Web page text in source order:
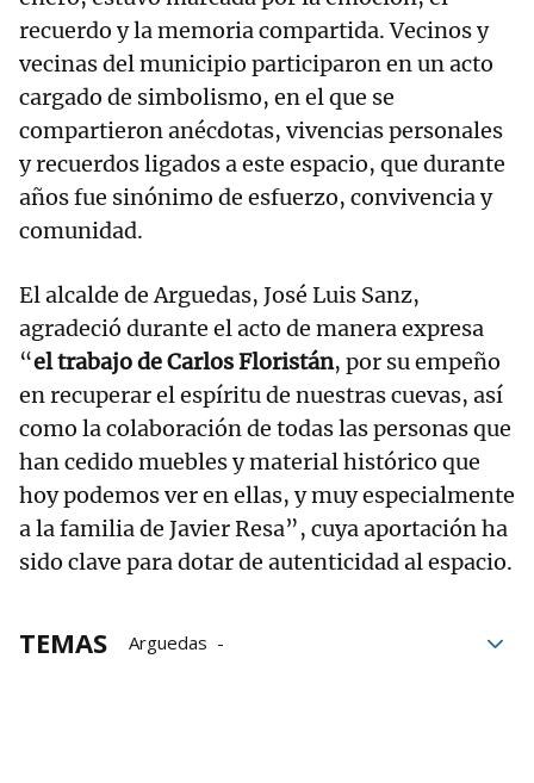
recuerdo y la memoria compartida. Vecinos y
vecinas del municipio participaron en un acto
cargado de simbolismo, en el que se
compartieron anécdotas, vivencias personales
y recuerdos ligados a este espacio, que durante
años fue sinónimo de esfuerzo, convivencia y
comunidad.
El alcalde de Arguedas, José Luis Sanz,
agradeció durante el acto de manera expresa
“el trabajo de Carlos Floristán, por su empeño
en recuperar el espíritu de nuestras cuevas, así
como la colaboración de todas las personas que
han cedido muebles y material histórico que
hoy podemos ver en ellas, y muy especialmente
a la familia de Javier Resa”, cuya aportación ha
sido clave para dotar de autenticidad al espacio.
TEMAS
Arguedas